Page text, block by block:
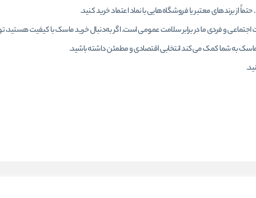
از برندهای معتبر یا فروشگاه‌هایی با نماد اعتماد خرید کنید.
و فردی ما در برابر سلامت عمومی است. اگر به‌دنبال خرید ماسک با کیفیت هستید،
به شما کمک می‌کند انتخابی اقتصادی و مطمئن داشته باشید.